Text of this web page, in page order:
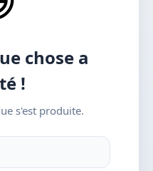
chose a
!
s'est produite.